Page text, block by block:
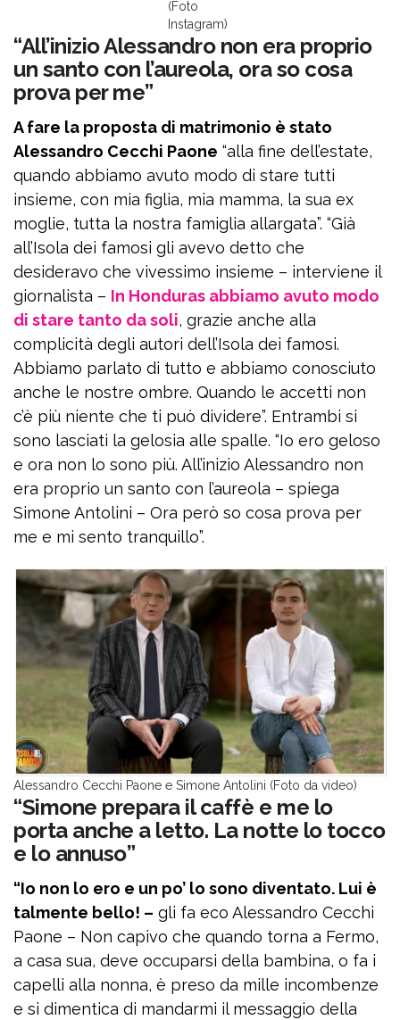
(Foto
Instagram)
“All’inizio Alessandro non era proprio
un santo con l’aureola, ora so cosa
prova per me”
A fare la proposta di matrimonio è stato
Alessandro Cecchi Paone “alla fine dell’estate,
quando abbiamo avuto modo di stare tutti
insieme, con mia figlia, mia mamma, la sua ex
moglie, tutta la nostra famiglia allargata”. “Già
all’Isola dei famosi gli avevo detto che
desideravo che vivessimo insieme – interviene il
giornalista – In Honduras abbiamo avuto modo
di stare tanto da soli, grazie anche alla
complicità degli autori dell’Isola dei famosi.
Abbiamo parlato di tutto e abbiamo conosciuto
anche le nostre ombre. Quando le accetti non
c’è più niente che ti può dividere”. Entrambi si
sono lasciati la gelosia alle spalle. “Io ero geloso
e ora non lo sono più. All’inizio Alessandro non
era proprio un santo con l’aureola – spiega
Simone Antolini – Ora però so cosa prova per
me e mi sento tranquillo”.
Alessandro Cecchi Paone e Simone Antolini (Foto da video)
“Simone prepara il caffè e me lo
porta anche a letto. La notte lo tocco
e lo annuso”
“Io non lo ero e un po’ lo sono diventato. Lui è
talmente bello! – gli fa eco Alessandro Cecchi
Paone – Non capivo che quando torna a Fermo,
a casa sua, deve occuparsi della bambina, o fa i
capelli alla nonna, è preso da mille incombenze
e si dimentica di mandarmi il messaggio della